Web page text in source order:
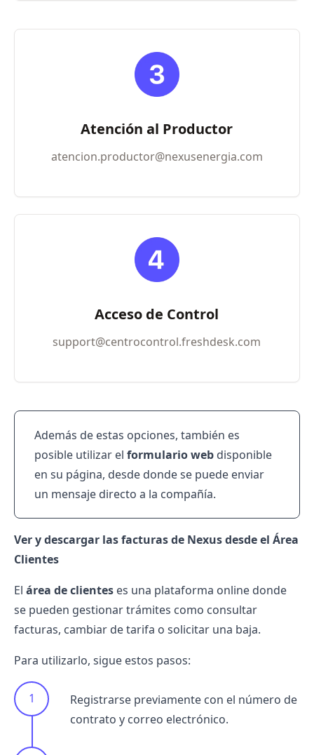
Atención al Productor
atencion.productor@nexusenergia.com
Acceso de Control
support@centrocontrol.freshdesk.com
Además de estas opciones, también es
posible utilizar el formulario web disponible
en su página, desde donde se puede enviar
un mensaje directo a la compañía.
Ver y descargar las facturas de Nexus desde el Área
Clientes
El área de clientes es una plataforma online donde
se pueden gestionar trámites como consultar
facturas, cambiar de tarifa o solicitar una baja.
Para utilizarlo, sigue estos pasos:
Registrarse previamente con el número de
contrato y correo electrónico.